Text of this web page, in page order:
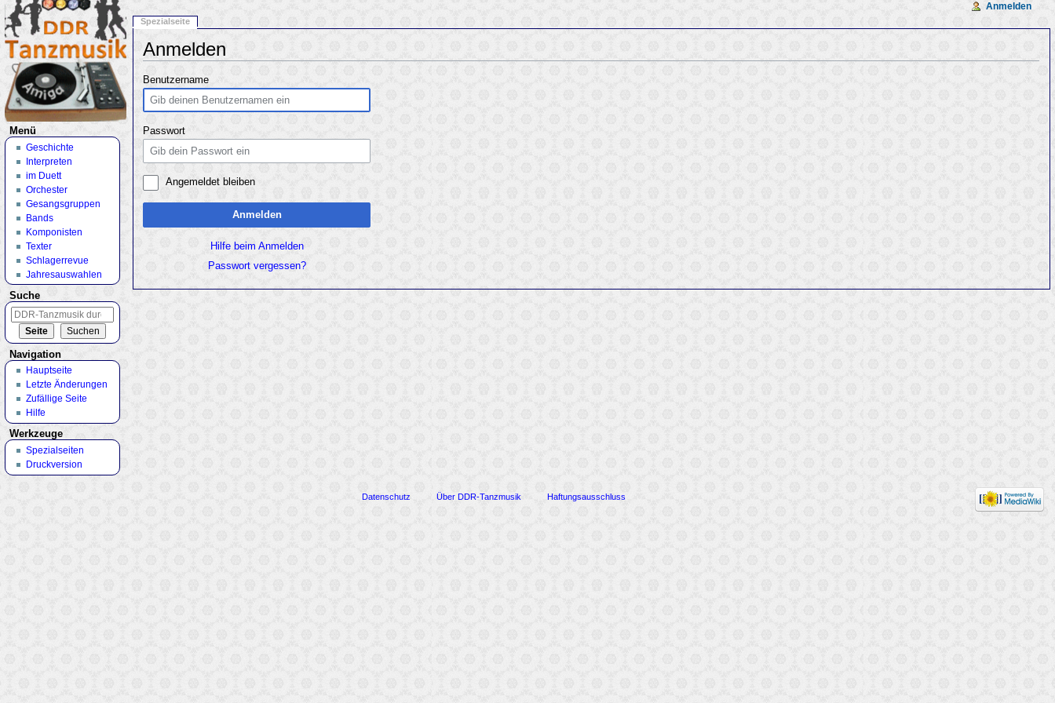
Anmelden
Benutzername
Passwort
Angemeldet bleiben
Anmelden
Hilfe beim Anmelden
Passwort vergessen?
Spezialseite
Anmelden
Menü
Geschichte
Interpreten
im Duett
Orchester
Gesangsgruppen
Bands
Komponisten
Texter
Schlagerrevue
Jahresauswahlen
Suche
Navigation
Hauptseite
Letzte Änderungen
Zufällige Seite
Hilfe
Werkzeuge
Spezialseiten
Druckversion
Datenschutz Über DDR-Tanzmusik Haftungsausschluss